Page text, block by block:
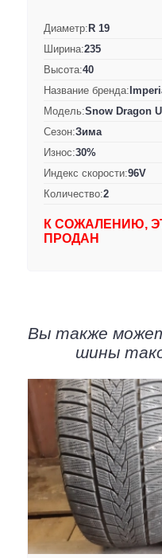
Диаметр:R 19
Ширина:235
Высота:40
Название бренда:
Модель:Snow Dragon
Сезон:Зима
Износ:30%
Индекс скорости:96V
Количество:2
К СОЖАЛЕНИЮ,
ПРОДАН
Вы также
шины